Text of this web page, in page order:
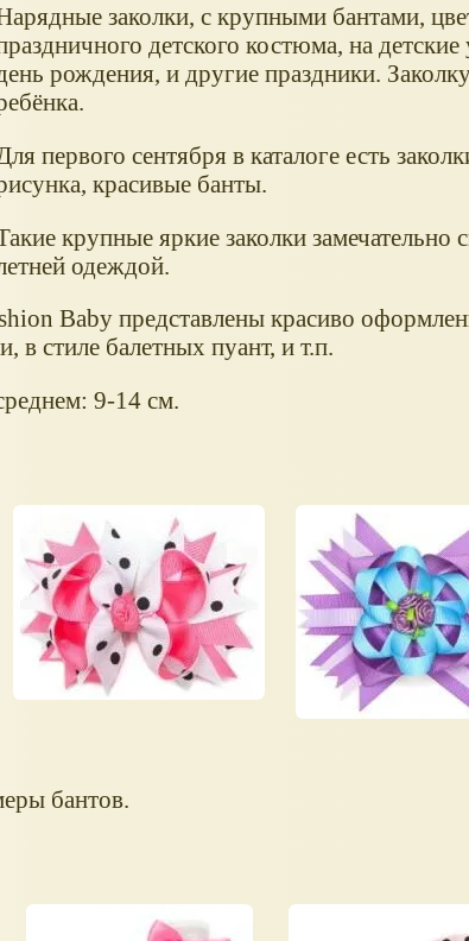
заколки, с крупными бантами,
детского костюма, на
рождения, и другие праздники.
первого сентября в каталоге есть
красивые банты.
крупные яркие заколки замечательно
одеждой.
Baby представлены красиво
в стиле балетных пуант, и т.п.
9-14 см.
бантов.